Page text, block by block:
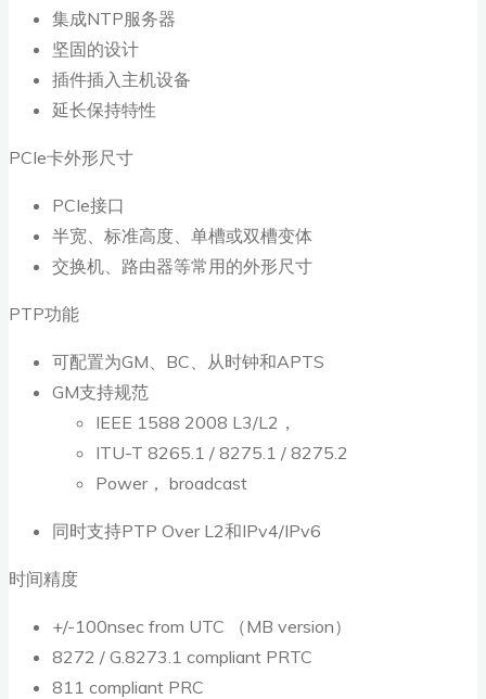
集成NTP服务器
坚固的设计
插件插入主机设备
延长保持特性
PCIe卡外形尺寸
PCIe接口
半宽、标准高度、单槽或双槽变体
交换机、路由器等常用的外形尺寸
PTP功能
可配置为GM、BC、从时钟和APTS
GM支持规范
IEEE 1588 2008 L3/L2，
ITU-T 8265.1 / 8275.1 / 8275.2
Power， broadcast
同时支持PTP Over L2和IPv4/IPv6
时间精度
+/-100nsec from UTC （MB version）
8272 / G.8273.1 compliant PRTC
811 compliant PRC